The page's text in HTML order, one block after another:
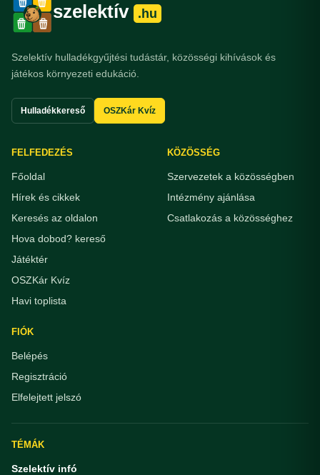
szelektív .hu
Szelektív hulladékgyűjtési tudástár, közösségi kihívások és
játékos környezeti edukáció.
Hulladékkereső OSZKár Kvíz
FELFEDEZÉS
Főoldal
Hírek és cikkek
Keresés az oldalon
Hova dobod? kereső
Játéktér
OSZKár Kvíz
Havi toplista
KÖZÖSSÉG
Szervezetek a közösségben
Intézmény ajánlása
Csatlakozás a közösséghez
FIÓK
Belépés
Regisztráció
Elfelejtett jelszó
TÉMÁK
Szelektív infó